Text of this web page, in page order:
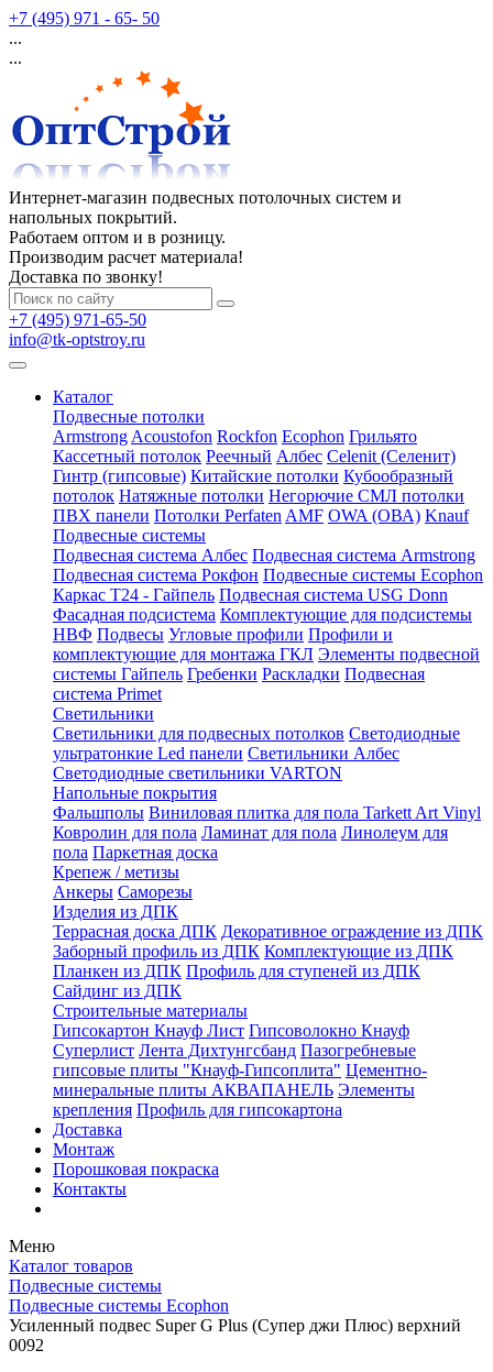
+7 (495) 971 - 65- 50
...
...
Интернет-магазин подвесных потолочных систем и
напольных покрытий.
Работаем оптом и в розницу.
Производим расчет материала!
Доставка по звонку!
+7 (495) 971-65-50
info@tk-optstroy.ru
Каталог
Подвесные потолки
Armstrong Acoustofon Rockfon Ecophon Грильято
Кассетный потолок Реечный Албес Celenit (Селенит)
Гинтр (гипсовые) Китайские потолки Кубообразный
потолок Натяжные потолки Негорючие СМЛ потолки
ПВХ панели Потолки Perfaten AMF OWA (ОВА) Knauf
Подвесные системы
Подвесная система Албес Подвесная система Armstrong
Подвесная система Рокфон Подвесные системы Ecophon
Каркас Т24 - Гайпель Подвесная система USG Donn
Фасадная подсистема Комплектующие для подсистемы
НВФ Подвесы Угловые профили Профили и
комплектующие для монтажа ГКЛ Элементы подвесной
системы Гайпель Гребенки Раскладки Подвесная
система Primet
Светильники
Светильники для подвесных потолков Светодиодные
ультратонкие Led панели Светильники Албес
Светодиодные светильники VARTON
Напольные покрытия
Фальшполы Виниловая плитка для пола Tarkett Art Vinyl
Ковролин для пола Ламинат для пола Линолеум для
пола Паркетная доска
Крепеж / метизы
Анкеры Саморезы
Изделия из ДПК
Террасная доска ДПК Декоративное ограждение из ДПК
Заборный профиль из ДПК Комплектующие из ДПК
Планкен из ДПК Профиль для ступеней из ДПК
Сайдинг из ДПК
Строительные материалы
Гипсокартон Кнауф Лист Гипсоволокно Кнауф
Суперлист Лента Дихтунгсбанд Пазогребневые
гипсовые плиты "Кнауф-Гипсоплита" Цементно-
минеральные плиты АКВАПАНЕЛЬ Элементы
крепления Профиль для гипсокартона
Доставка
Монтаж
Порошковая покраска
Контакты
Меню
Каталог товаров
Подвесные системы
Подвесные системы Ecophon
Усиленный подвес Super G Plus (Супер джи Плюс) верхний
0092